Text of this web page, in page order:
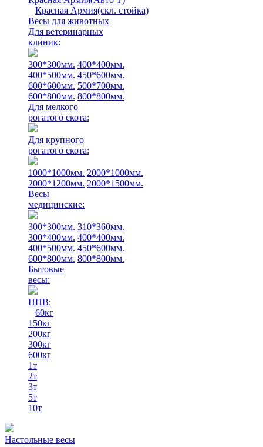
Красная Армия(скл. стойка)
Весы для животных
Для ветеринарных
клиник:
300*300мм. 400*400мм.
400*500мм. 450*600мм.
600*600мм. 500*700мм.
600*800мм. 800*800мм.
Для мелкого
рогатого скота:
Для крупного
рогатого скота:
1000*1000мм. 2000*1000мм.
2000*1200мм. 2000*1500мм.
Весы
медицинские:
300*300мм. 310*360мм.
300*400мм. 400*400мм.
400*500мм. 450*600мм.
600*800мм. 800*800мм.
Бытовые
весы:
НПВ:
60кг
150кг
200кг
300кг
600кг
1т
2т
3т
5т
10т
Настольные весы